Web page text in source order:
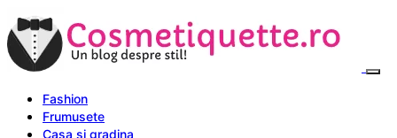
Fashion
Frumusete
Casa si gradina